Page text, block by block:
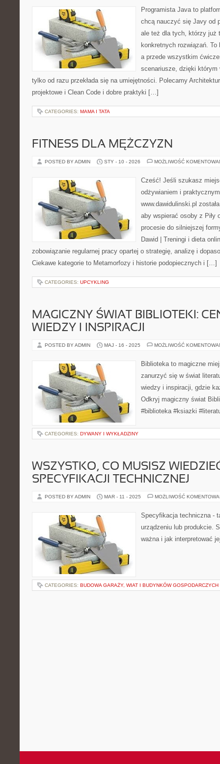
Programista Java to
chcą nauczyć się Javy od
ale też dla tych, którzy już
konkretnych rozwiązań. To
a przede wszystkim
scenariusze, dzięki którym
tylko od razu przekłada się na umiejętności. Polecamy
projektowe i Clean Code i dobre praktyki […]
CATEGORIES: MAMA I TATA
FITNESS DLA MĘŻCZYZN
POSTED BY ADMIN STY - 10 - 2026 MOŻLIWOŚĆ
Cześć! Jeśli szukasz
odżywianiem i
www.dawidulinski.pl
aby wspierać osoby z Piły
procesie do silniejszej
Dawid | Treningi i dieta
zobowiązanie regularnej pracy opartej o strategię, analizę i
Ciekawe kategorie to Metamorfozy i historie podopiecznych i […]
CATEGORIES: UPCYKLING
MAGICZNY ŚWIAT BIBLIOTEKI:
WIEDZY I INSPIRACJI
POSTED BY ADMIN MAJ - 16 - 2025 MOŻLIWOŚĆ
Biblioteka to magiczne
zanurzyć się w świat
wiedzy i inspiracji, gdzie
Odkryj magiczny świat
#biblioteka #ksiazki
CATEGORIES: DYWANY I WYKŁADZINY
WSZYSTKO, CO MUSISZ
SPECYFIKACJI TECHNICZNEJ
POSTED BY ADMIN MAR - 11 - 2025 MOŻLIWOŚĆ
Specyfikacja techniczna -
urządzeniu lub produkcie.
ważna i jak interpretować
CATEGORIES: BUDOWA GARAŻY, WIAT I BUDYNKÓW GOSPODARCZYCH